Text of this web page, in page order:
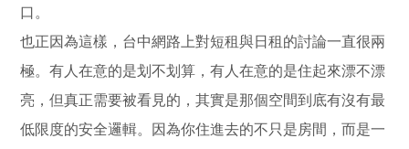
口。
也正因為這樣，台中網路上對短租與日租的討論一直很兩
極。有人在意的是划不划算，有人在意的是住起來漂不漂
亮，但真正需要被看見的，其實是那個空間到底有沒有最
低限度的安全邏輯。因為你住進去的不只是房間，而是一